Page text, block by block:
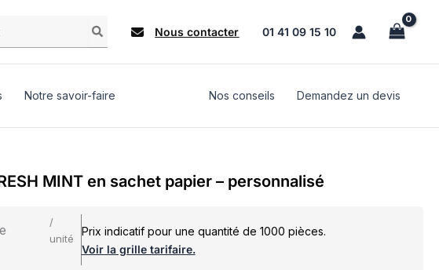
Nous contacter 01 41 09 15 10
Notre savoir-faire Nos conseils Demandez un devis
MINT en sachet papier – personnalisé
/
unité
Prix indicatif pour une quantité de 1000 pièces.
Voir la grille tarifaire.